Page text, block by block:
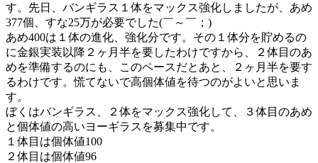
す。先日、バンギラス１体をマックス強化しましたが、あめ
377個、すな25万が必要でした(￣～￣；)
あめ400は１体の進化、強化分です。その１体分を貯めるの
に金銀実装以降２ヶ月半を要したわけですから、２体目のあ
めを準備するのにも、このペースだとあと、２ヶ月半を要す
るわけです。慌てないで高個体値を待つのがよいと思いま
す。
ぼくはバンギラス、２体をマックス強化して、３体目のあめ
と個体値の高いヨーギラスを募集中です。
１体目は個体値100
２体目は個体値96